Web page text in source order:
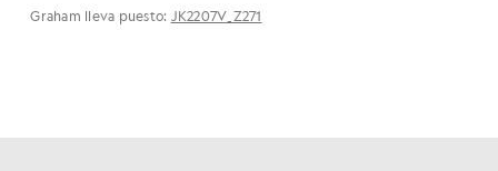
Graham lleva puesto: JK2207V_Z271